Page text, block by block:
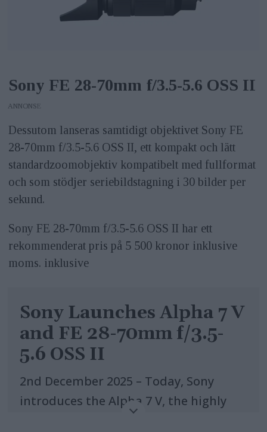
Sony FE 28-70mm f/3.5-5.6 OSS II
ANNONS
Dessutom lanseras samtidigt objektivet Sony FE
28-70mm f/3.5-5.6 OSS II, ett kompakt och lätt
standardzoomobjektiv kompatibelt med fullformat
och som stödjer seriebildstagning i 30 bilder per
sekund.
Sony FE 28-70mm f/3.5-5.6 OSS II har ett
rekommenderat pris på 5 500 kronor inklusive
moms. inklusive
Sony Launches Alpha 7 V
and FE 28-70mm f/3.5-
5.6 OSS II
2nd December 2025 – Today, Sony
introduces the Alpha 7 V, the highly